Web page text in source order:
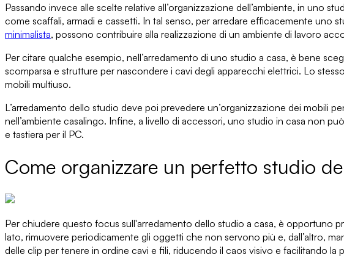
Passando invece alle scelte relative all’organizzazione dell’ambiente, in uno
come scaffali, armadi e cassetti. In tal senso, per arredare efficacemente uno
minimalista, possono contribuire alla realizzazione di un ambiente di lavoro
Per citare qualche esempio, nell’arredamento di uno studio a casa, è bene
scomparsa e strutture per nascondere i cavi degli apparecchi elettrici. Lo
mobili multiuso.
L’arredamento dello studio deve poi prevedere un’organizzazione dei mobili
nell’ambiente casalingo. Infine, a livello di accessori, uno studio in casa non
e tastiera per il PC.
Come organizzare un perfetto studio
Per chiudere questo focus sull'arredamento dello studio a casa, è opportuno
lato, rimuovere periodicamente gli oggetti che non servono più e, dall’altro,
delle clip per tenere in ordine cavi e fili, riducendo il caos visivo e facilitando la